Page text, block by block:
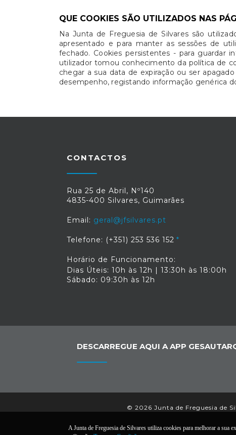
QUE COOKIES SÃO UTILIZADOS NAS
Na Junta de Freguesia de Silvares são
apresentado e para manter as sessões de
fechado. Cookies persistentes - para guardar
utilizador tomou conhecimento da política de
chegar a sua data de expiração ou ser
desempenho, registando informação genérica
CONTACTOS
Rua 25 de Abril, Nº140
4835-400 Silvares, Guimarães
Email: geral@jfsilvares.pt
Telefone: (+351) 253 536 152
Horário de Funcionamento:
Dias Úteis: 10h às 12h | 13:30h às 18:00h
Sábado: 09:30h às 12h
DESCARREGUE AQUI A APP
© 2026 Junta de Freguesia de
A Junta de Freguesia de Silvares utiliza cookies para melhorar a sua